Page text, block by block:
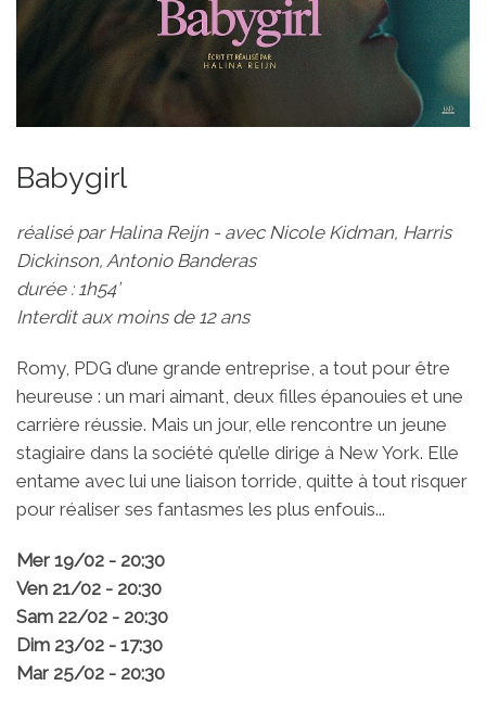
Babygirl
réalisé par Halina Reijn - avec Nicole Kidman, Harris
Dickinson, Antonio Banderas
durée : 1h54’
Interdit aux moins de 12 ans
Romy, PDG d’une grande entreprise, a tout pour être
heureuse : un mari aimant, deux filles épanouies et une
carrière réussie. Mais un jour, elle rencontre un jeune
stagiaire dans la société qu’elle dirige à New York. Elle
entame avec lui une liaison torride, quitte à tout risquer
pour réaliser ses fantasmes les plus enfouis...
Mer 19/02 - 20:30
Ven 21/02 - 20:30
Sam 22/02 - 20:30
Dim 23/02 - 17:30
Mar 25/02 - 20:30